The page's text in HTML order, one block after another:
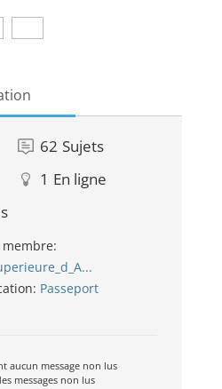
62 Sujets
1 En ligne
Passeport
aucun message non lus
messages non lus